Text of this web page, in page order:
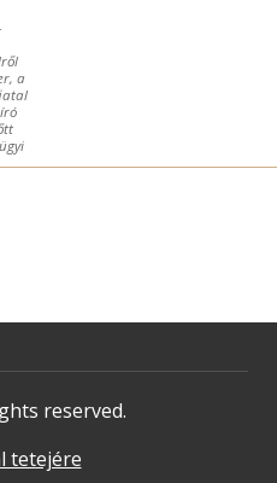
a
reserved.
tetejére